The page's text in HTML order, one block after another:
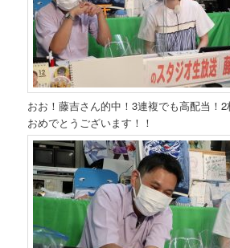
おお！藤吉さん的中！3連複でも高配当！2
おめでとうございます！！